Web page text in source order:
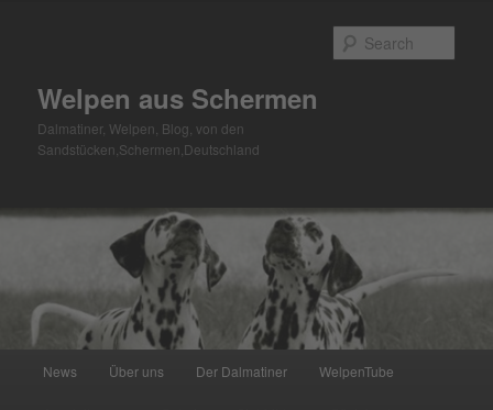
Welpen aus Schermen
Dalmatiner, Welpen, Blog, von den
Sandstücken,Schermen,Deutschland
News Über uns Der Dalmatiner WelpenTube